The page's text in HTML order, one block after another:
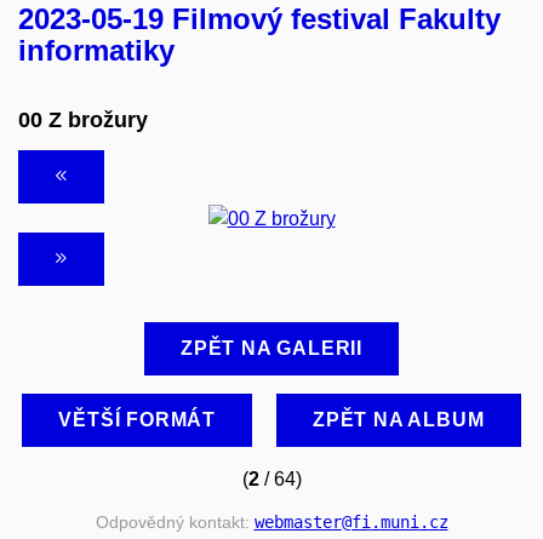
2023-05-19 Filmový festival Fakulty
informatiky
00 Z brožury
ZPĚT NA GALERII
VĚTŠÍ FORMÁT ZPĚT NA ALBUM
(2/ 64)
Odpovědný kontakt: webmaster@fi.muni.cz